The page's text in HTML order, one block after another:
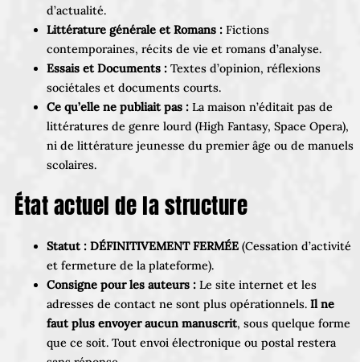
d’actualité.
Littérature générale et Romans : Fictions
contemporaines, récits de vie et romans d’analyse.
Essais et Documents : Textes d’opinion, réflexions
sociétales et documents courts.
Ce qu’elle ne publiait pas : La maison n’éditait pas de
littératures de genre lourd (High Fantasy, Space Opera),
ni de littérature jeunesse du premier âge ou de manuels
scolaires.
État actuel de la structure
Statut : DÉFINITIVEMENT FERMÉE (Cessation d’activité
et fermeture de la plateforme).
Consigne pour les auteurs : Le site internet et les
adresses de contact ne sont plus opérationnels. Il ne
faut plus envoyer aucun manuscrit, sous quelque forme
que ce soit. Tout envoi électronique ou postal restera